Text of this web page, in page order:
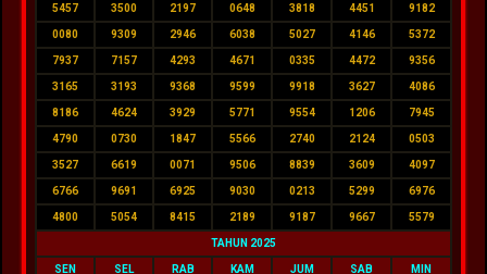
5457 3500 2197 0648 3818 4451 9182
0080 9309 2946 6038 5027 4146 5372
7937 7157 4293 4671 0335 4472 9356
3165 3193 9368 9599 9918 3627 4086
8186 4624 3929 5771 9554 1206 7945
4790 0730 1847 5566 2740 2124 0503
3527 6619 0071 9506 8839 3609 4097
6766 9691 6925 9030 0213 5299 6976
4800 5054 8415 2189 9187 9667 5579
TAHUN 2025
SEN SEL RAB KAM JUM SAB MIN